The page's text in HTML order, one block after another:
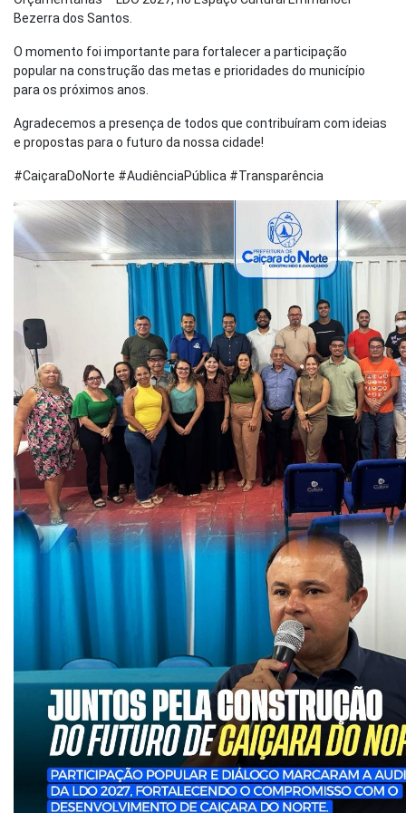
Bezerra dos Santos.
O momento foi importante para fortalecer a participação
popular na construção das metas e prioridades do município
para os próximos anos.
Agradecemos a presença de todos que contribuíram com ideias
e propostas para o futuro da nossa cidade!
#CaiçaraDoNorte #AudiênciaPública #Transparência